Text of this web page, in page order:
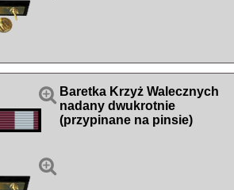


Baretka Krzyż Walecznych
nadany dwukrotnie
(przypinane na pinsie)